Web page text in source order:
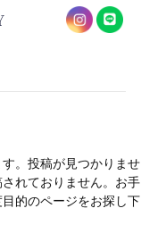
。投稿が見つかりませ
れておりません。お手
的のページをお探し下